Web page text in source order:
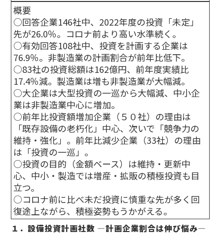
概要
○回答企業146社中、2022年度の投資「未定」
先が26.0％。コロナ前より高い水準続く。
○有効回答108社中、投資を計画する企業は
76.9％。非製造業の計画割合が前年比低下。
○83社の投資総額は162億円、前年度実績比
17.4％減。製造業は増も非製造業が大幅減。
○大企業は大型投資の一巡から大幅減、中小企
業は非製造業中心に増加。
○前年比投資額増加企業（５０社）の理由は
「既存設備の老朽化」中心、次いで「競争力の
維持・強化」。前年比減少企業（33社）の理由
は「投資の一巡」。
○投資の目的（金額ベース）は維持・更新中
心、中小・製造では増産・拡販の積極投資も目
立つ。
○コロナ前に比べ未だ投資に慎重な先が多く回
復途上ながら、積極姿勢もうかがえる。
１ ．設備投資計画社数 ―計画企業割合は伸び悩み―